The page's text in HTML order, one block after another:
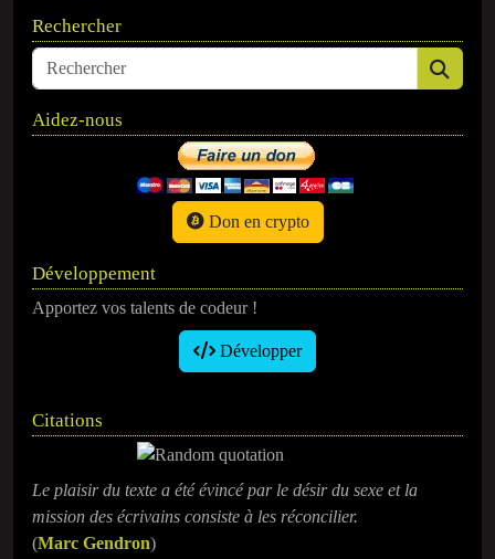
Rechercher
Aidez-nous
Don en crypto
Développement
Apportez vos talents de codeur !
Développer
Citations
Le plaisir du texte a été évincé par le désir du sexe et la
mission des écrivains consiste à les réconcilier.
(Marc Gendron)